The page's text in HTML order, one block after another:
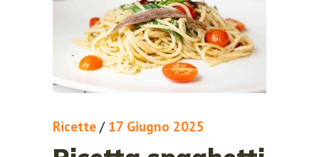
Ricette / 17 Giugno 2025